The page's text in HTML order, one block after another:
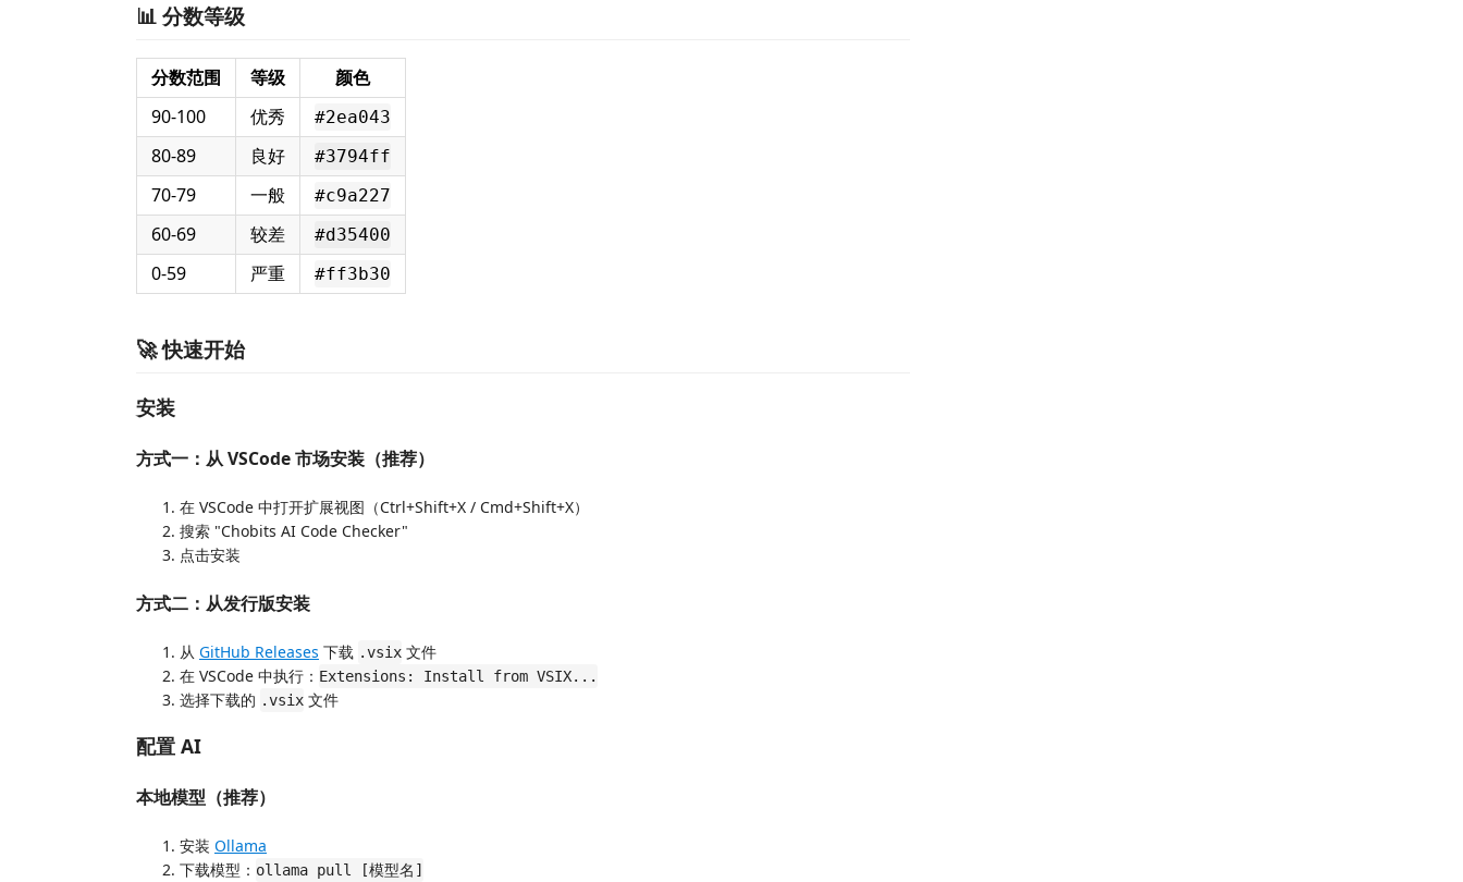
📊 分数等级
分数范围 等级
颜色
90-100
优秀 #2ea043
80-89 良好 #3794ff
70-79 一般 #c9a227
60-69 较差 #d35400
0-59 严重 #ff3b30
🚀 快速开始
安装
方式一：从 VSCode 市场安装（推荐）
在 VSCode 中打开扩展视图（Ctrl+Shift+X / Cmd+Shift+X）
搜索 "Chobits AI Code Checker"
点击安装
方式二：从发行版安装
从 GitHub Releases 下载 .vsix 文件
在 VSCode 中执行： Extensions: Install from VSIX...
选择下载的 .vsix 文件
配置 AI
本地模型（推荐）
安装 Ollama
下载模型： ollama pull [模型名]